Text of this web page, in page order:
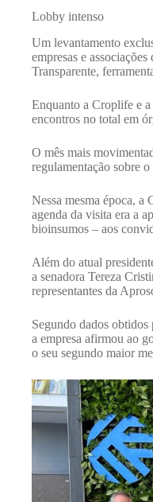
Lobby intenso
Um levantamento
empresas e
Transparente,
Enquanto a Croplife e
encontros no total em
O mês mais
regulamentação sobre
Nessa mesma época, a
agenda da visita era a
bioinsumos – aos
Além do atual
a senadora Tereza
representantes da
Segundo dados
a empresa afirmou ao
o seu segundo maior